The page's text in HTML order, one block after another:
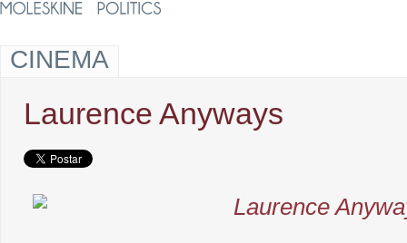
CINEMA
Laurence Anyways